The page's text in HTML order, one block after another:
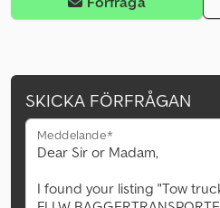
SKICKA FÖRFRÅGAN
Meddelande*